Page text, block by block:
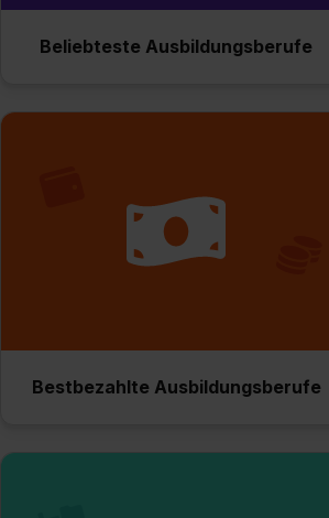
Beliebteste Ausbildungsberufe
Bestbezahlte Ausbildungsberufe